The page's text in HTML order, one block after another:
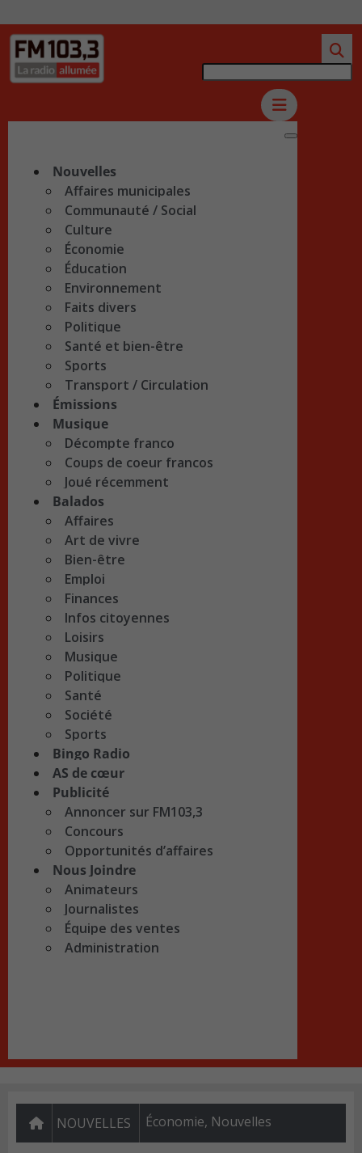
Nouvelles
Affaires municipales
Communauté / Social
Culture
Économie
Éducation
Environnement
Faits divers
Politique
Santé et bien-être
Sports
Transport / Circulation
Émissions
Musique
Décompte franco
Coups de coeur francos
Joué récemment
Balados
Affaires
Art de vivre
Bien-être
Emploi
Finances
Infos citoyennes
Loisirs
Musique
Politique
Santé
Société
Sports
Bingo Radio
AS de cœur
Publicité
Annoncer sur FM103,3
Concours
Opportunités d’affaires
Nous Joindre
Animateurs
Journalistes
Équipe des ventes
Administration
NOUVELLES Économie, Nouvelles